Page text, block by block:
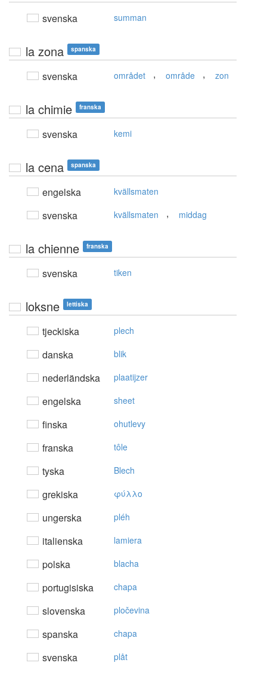
svenska summan
la zona spanska
svenska området , område , zon
la chimie franska
svenska kemi
la cena spanska
engelska kvällsmaten
svenska kvällsmaten , middag
la chienne franska
svenska tiken
loksne lettiska
tjeckiska plech
danska blik
nederländska plaatijzer
engelska sheet
finska ohutlevy
franska tôle
tyska Blech
grekiska φύλλo
ungerska pléh
italienska lamiera
polska blacha
portugisiska chapa
slovenska pločevina
spanska chapa
svenska plåt